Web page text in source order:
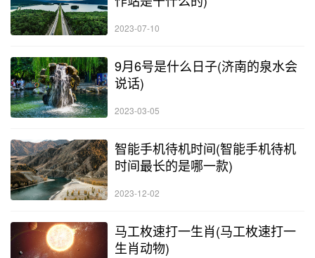
2023-07-10
9月6号是什么日子(济南的泉水会
说话)
2023-03-05
智能手机待机时间(智能手机待机
时间最长的是哪一款)
2023-12-02
马工枚速打一生肖(马工枚速打一
生肖动物)